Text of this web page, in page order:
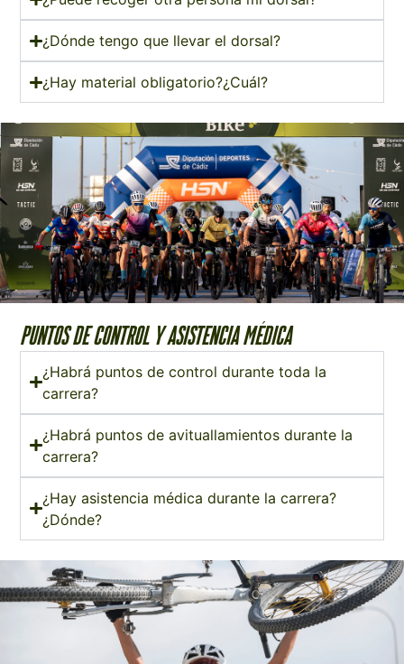
¿Dónde tengo que llevar el dorsal?
¿Hay material obligatorio?¿Cuál?
PUNTOS DE CONTROL Y ASISTENCIA MÉDICA
¿Habrá puntos de control durante toda la
carrera?
¿Habrá puntos de avituallamientos durante la
carrera?
¿Hay asistencia médica durante la carrera?
¿Dónde?